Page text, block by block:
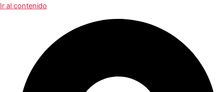
Ir al contenido